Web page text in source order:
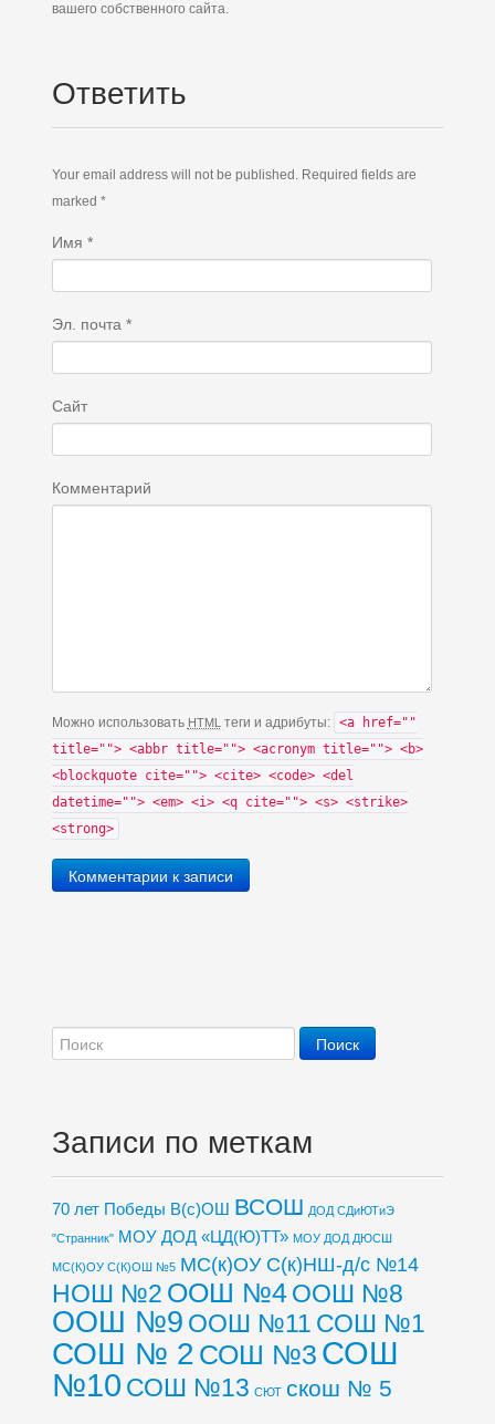
вашего собственного сайта.
Ответить
Your email address will not be published. Required fields are
marked *
Имя *
Эл. почта *
Сайт
Комментарий
Можно использовать HTMLтеги и адрибуты: <a href=""
title=""> <abbr title=""> <acronym title=""> <b>
<blockquote cite=""> <cite> <code> <del
datetime=""> <em> <i> <q cite=""> <s> <strike>
<strong>
Комментарии к записи
Записи по меткам
70 лет Победы В(с)ОШ ВСОШ ДОД СДиЮТиЭ
"Странник" МОУ ДОД «ЦД(Ю)ТТ» МОУ ДОД ДЮСШ
МС(К)ОУ С(К)ОШ №5 МС(к)ОУ С(к)НШ-д/с №14
НОШ №2 ООШ №4ООШ №8
ООШ №9 ООШ №11 СОШ №1
СОШ № 2 СОШ №3 СОШ
№10 СОШ №13 СЮТ скош № 5